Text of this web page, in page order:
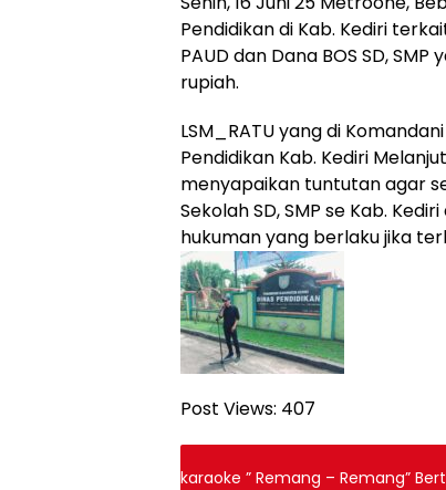
Pendidikan di Kab. Kediri
PAUD dan Dana BOS SD,
rupiah.
LSM_RATU yang di
Pendidikan Kab. Kediri
menyapaikan tuntutan agar
Sekolah SD, SMP se Kab.
hukuman yang berlaku jika
Post Views: 407
karaoke ” Remang – Remang”